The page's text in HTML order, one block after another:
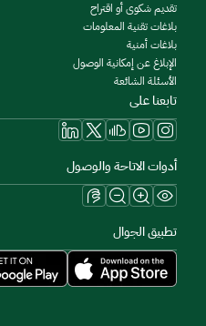
تقديم شكوى أو اقتراح
بلاغات تقنية المعلومات
بلاغات أمنية
الإبلاغ عن إمكانية الوصول
الأسئلة الشائعة
تابعنا على
أدوات الاتاحة والوصول
تطبيق الجوال